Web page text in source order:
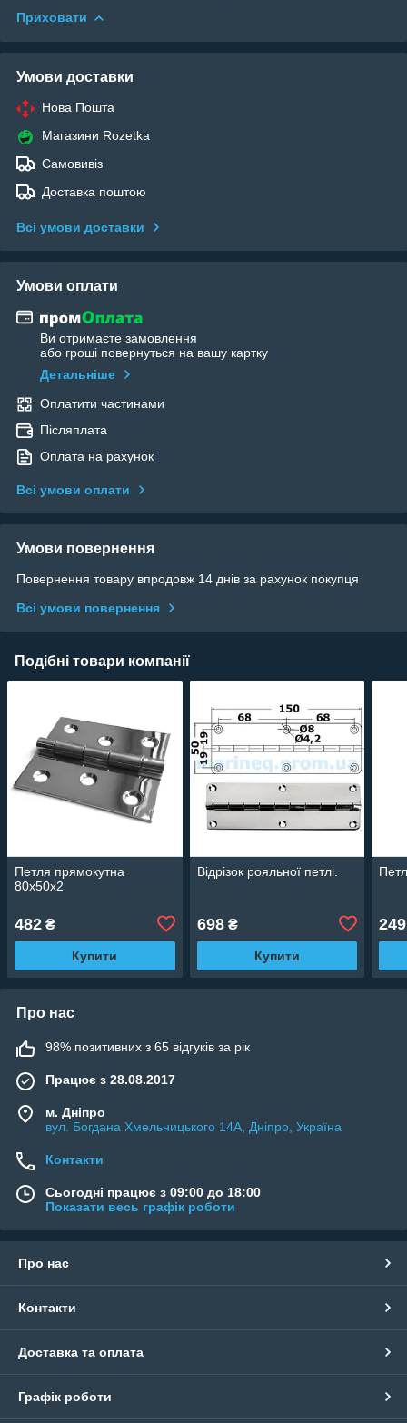
Приховати
Умови доставки
Нова Пошта
Магазини Rozetka
Самовивіз
Доставка поштою
Всі умови доставки
Умови оплати
Ви отримаєте замовлення
або гроші повернуться на вашу картку
Детальніше
Оплатити частинами
Післяплата
Оплата на рахунок
Всі умови оплати
Умови повернення
Повернення товару впродовж 14 днів за рахунок покупця
Всі умови повернення
Подібні товари компанії
Петля прямокутна
80x50x2
482 ₴
Купити
Відрізок рояльної петлі.
698₴
Купити
249
Про нас
98% позитивних з 65 відгуків за рік
Працює з 28.08.2017
м. Дніпро
вул. Богдана Хмельницького 14А, Дніпро, Україна
Контакти
Сьогодні працює з 09:00 до 18:00
Показати весь графік роботи
Про нас
Контакти
Доставка та оплата
Графік роботи